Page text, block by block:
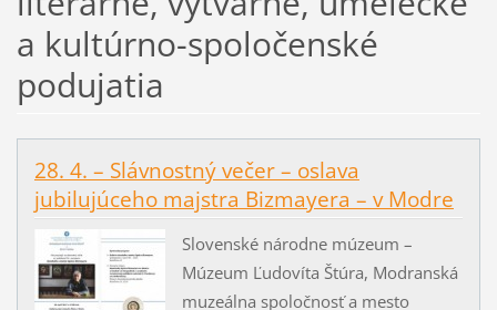
a kultúrno-spoločenské
podujatia
28. 4. – Slávnostný večer – oslava
jubilujúceho majstra Bizmayera – v Modre
Slovenské národne múzeum –
Múzeum Ľudovíta Štúra, Modranská
muzeálna spoločnosť a mesto